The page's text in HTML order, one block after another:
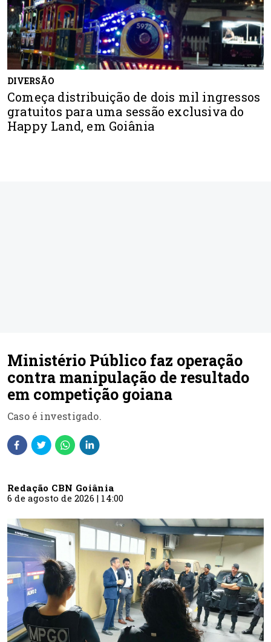
DIVERSÃO
Começa distribuição de dois mil ingressos
gratuitos para uma sessão exclusiva do
Happy Land, em Goiânia
Ministério Público faz operação
contra manipulação de resultado
em competição goiana
Caso é investigado.
Redação CBN Goiânia
6 de agosto de 2026 | 14:00